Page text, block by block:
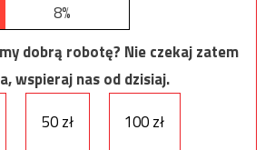
8%
dobrą robotę? Nie czekaj zatem
wspieraj nas od dzisiaj.
50 zł 100 zł